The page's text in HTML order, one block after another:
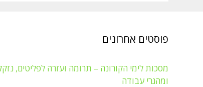
פוסטים אחרונים
מסכות לימי הקורונה – תרומה ועזרה לפליטים,
ומהגרי עבודה